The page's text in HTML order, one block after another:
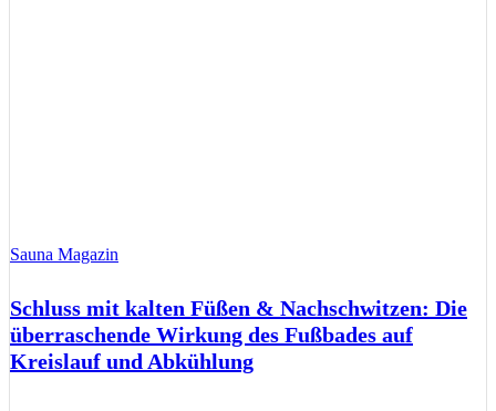
Sauna Magazin
Schluss mit kalten Füßen & Nachschwitzen: Die
überraschende Wirkung des Fußbades auf
Kreislauf und Abkühlung